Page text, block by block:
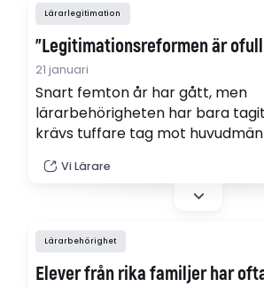
Lärarlegitimation
"Legitimations­reformen är
21 januari
Snart femton år har gått, men
lärarbehörigheten har bara
krävs tuffare tag mot
allvar vill stärka kvaliteten i vårt
Vad väntar ni på? skriver Anna
Vi Lärare
Lärarbehörighet
Elever från rika familjer har